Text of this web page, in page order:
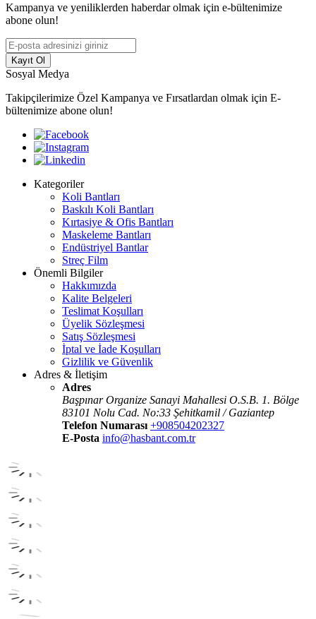
Kampanya ve yeniliklerden haberdar olmak için e-bültenimize
abone olun!
Kayıt Ol
Sosyal Medya
Takipçilerimize Özel Kampanya ve Fırsatlardan olmak için E-
bültenimize abone olun!
Kategoriler
Koli Bantları
Baskılı Koli Bantları
Kırtasiye & Ofis Bantları
Maskeleme Bantları
Endüstriyel Bantlar
Streç Film
Önemli Bilgiler
Hakkımızda
Kalite Belgeleri
Teslimat Koşulları
Üyelik Sözleşmesi
Satış Sözleşmesi
İptal ve İade Koşulları
Gizlilik ve Güvenlik
Adres & İletişim
Adres
Başpınar Organize Sanayi Mahallesi O.S.B. 1. Bölge
83101 Nolu Cad. No:33 Şehitkamil / Gaziantep
Telefon Numarası +908504202327
E-Posta info@hasbant.com.tr